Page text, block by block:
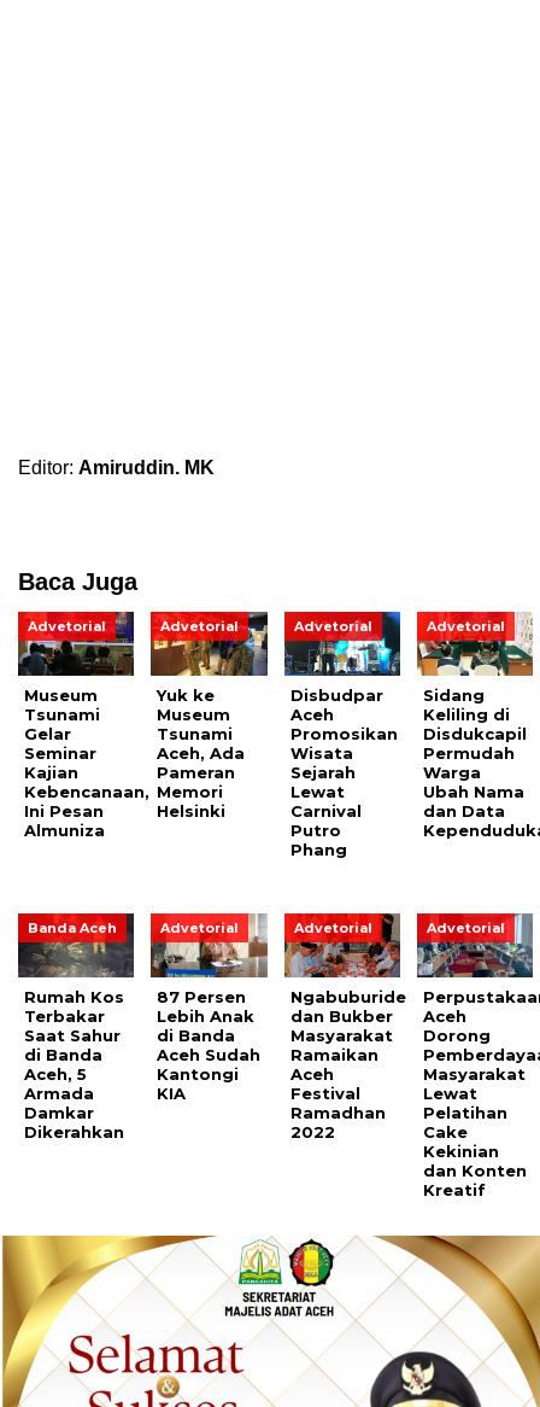
Editor: Amiruddin. MK
Baca Juga
Advetorial
Museum
Tsunami
Gelar
Seminar
Kajian
Kebencanaan,
Ini Pesan
Almuniza
Advetorial
Yuk ke
Museum
Tsunami
Aceh, Ada
Pameran
Memori
Helsinki
Advetorial
Disbudpar
Aceh
Promosikan
Wisata
Sejarah
Lewat
Carnival
Putro
Phang
Advetorial
Sidang
Keliling di
Disdukcapil
Permudah
Warga
Ubah Nama
dan Data
Banda Aceh
Rumah Kos
Terbakar
Saat Sahur
di Banda
Aceh, 5
Armada
Damkar
Dikerahkan
Advetorial
87 Persen
Lebih Anak
di Banda
Aceh Sudah
Kantongi
KIA
Advetorial
Ngabuburide
dan Bukber
Masyarakat
Ramaikan
Aceh
Festival
Ramadhan
2022
Advetorial
Aceh
Dorong
Masyarakat
Lewat
Pelatihan
Cake
Kekinian
dan Konten
Kreatif